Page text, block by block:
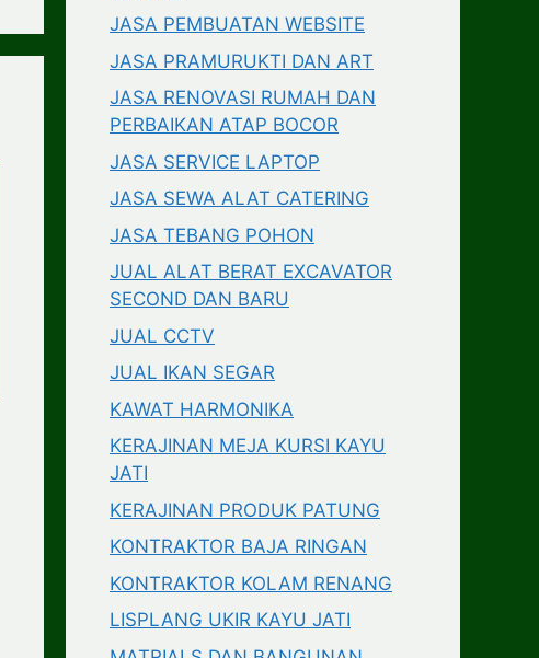
JASA PEMBUATAN WEBSITE
JASA PRAMURUKTI DAN ART
JASA RENOVASI RUMAH DAN
PERBAIKAN ATAP BOCOR
JASA SERVICE LAPTOP
JASA SEWA ALAT CATERING
JASA TEBANG POHON
JUAL ALAT BERAT EXCAVATOR
SECOND DAN BARU
JUAL CCTV
JUAL IKAN SEGAR
KAWAT HARMONIKA
KERAJINAN MEJA KURSI KAYU
JATI
KERAJINAN PRODUK PATUNG
KONTRAKTOR BAJA RINGAN
KONTRAKTOR KOLAM RENANG
LISPLANG UKIR KAYU JATI